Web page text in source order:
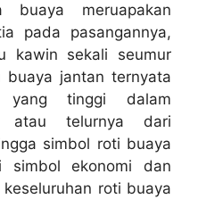
buaya meruapakan
pada pasangannya,
kawin sekali seumur
jantan ternyata
yang tinggi dalam
atau telurnya dari
simbol roti buaya
simbol ekonomi dan
roti buaya